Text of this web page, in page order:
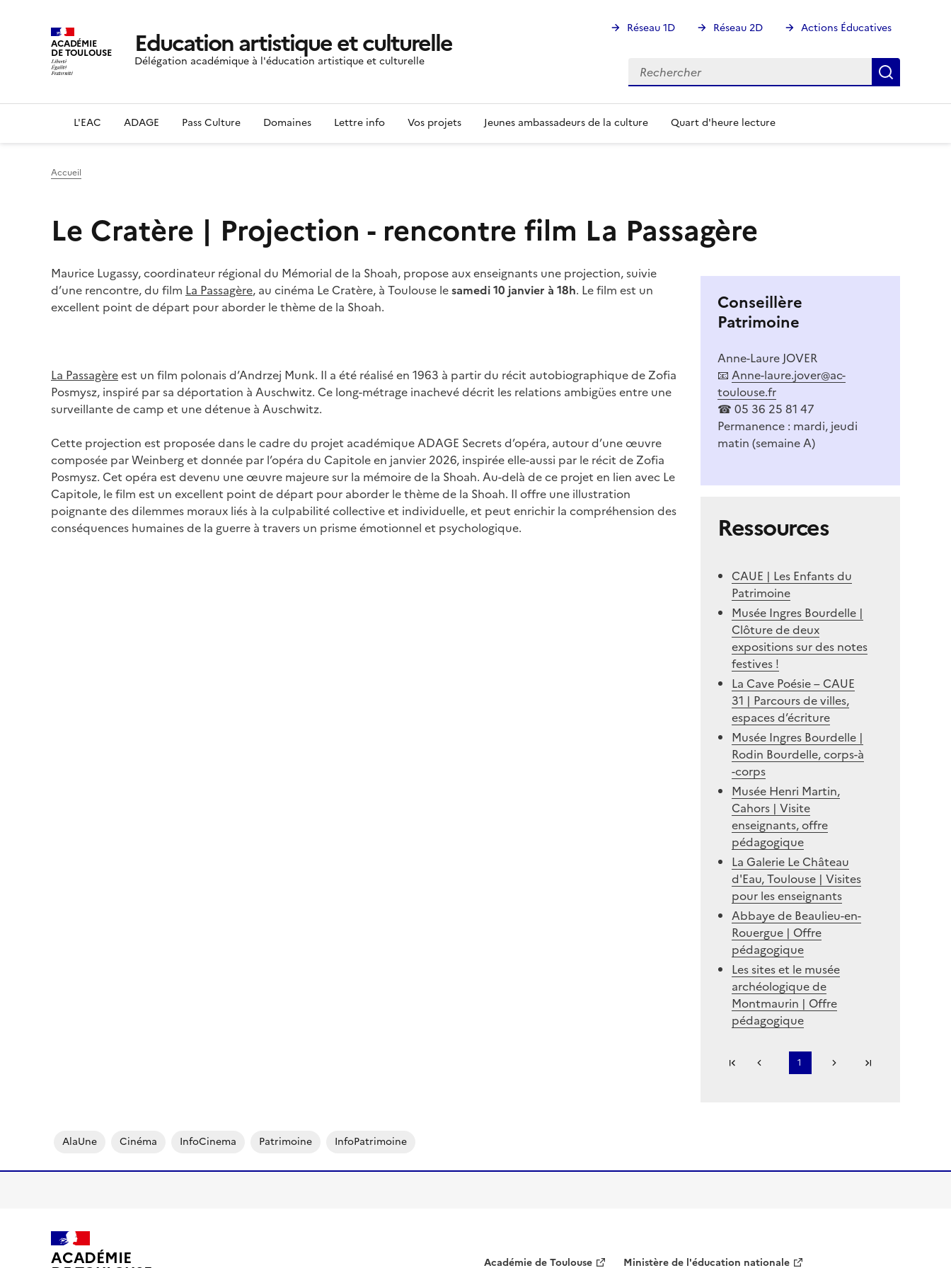
ACADÉMIE
DE TOULOUSE Education artistique et culturelle
Délégation académique à l'éducation artistique et culturelle
Réseau 1D Réseau 2D Actions Éducatives
Rechercher
Rechercher
L'EAC ADAGE Pass Culture Domaines Lettre info Vos projets Jeunes ambassadeurs de la culture Quart d'heure lecture
Accueil
Le Cratère | Projection - rencontre film La Passagère
Maurice Lugassy, coordinateur régional du Mémorial de la Shoah, propose aux enseignants une projection, suivie
d’une rencontre, du film La Passagère, au cinéma Le Cratère, à Toulouse lesamedi 10 janvier à 18h. Le film est un
excellent point de départ pour aborder le thème de la Shoah.
La Passagèreest un film polonais d’Andrzej Munk. Il a été réalisé en 1963 à partir du récit autobiographique de Zofia
Posmysz, inspiré par sa déportation à Auschwitz. Ce long-métrage inachevé décrit les relations ambigües entre une
surveillante de camp et une détenue à Auschwitz.
Cette projection est proposée dans le cadre du projet académique ADAGE Secrets d’opéra, autour d’une œuvre
composée par Weinberg et donnée par l’opéra du Capitole en janvier 2026, inspirée elle-aussi par le récit de Zofia
Posmysz. Cet opéra est devenu une œuvre majeure sur la mémoire de la Shoah. Au-delà de ce projet en lien avec Le
Capitole, le film est un excellent point de départ pour aborder le thème de la Shoah. Il offre une illustration
poignante des dilemmes moraux liés à la culpabilité collective et individuelle, et peut enrichir la compréhension des
conséquences humaines de la guerre à travers un prisme émotionnel et psychologique.
Conseillère
Patrimoine
Anne-Laure JOVER
📧 Anne-laure.jover@ac-
toulouse.fr
☎ 05 36 25 81 47
Permanence : mardi, jeudi
matin (semaine A)
Ressources
CAUE | Les Enfants du
Patrimoine
Musée Ingres Bourdelle |
Clôture de deux
expositions sur des notes
festives !
La Cave Poésie – CAUE
31 | Parcours de villes,
espaces d’écriture
Musée Ingres Bourdelle |
Rodin Bourdelle, corps-à
-corps
Musée Henri Martin,
Cahors | Visite
enseignants, offre
pédagogique
La Galerie Le Château
d'Eau, Toulouse | Visites
pour les enseignants
Abbaye de Beaulieu-en-
Rouergue | Offre
pédagogique
Les sites et le musée
archéologique de
Montmaurin | Offre
pédagogique
Première page1
Page suivanteDernière page
AlaUne Cinéma InfoCinema Patrimoine InfoPatrimoine
ACADÉMIE Académie de Toulouse Ministère de l'éducation nationale